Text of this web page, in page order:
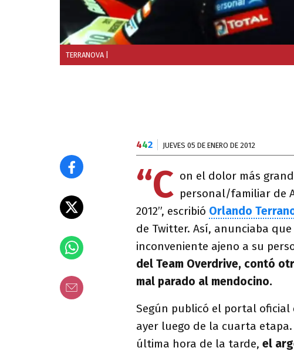
TERRANOVA
442 JUEVES 05 DE ENERO DE 2012
“C on el dolor más
personal/familiar de
2012”, escribió Orlando
de Twitter. Así, anunciaba
inconveniente ajeno a su
del Team Overdrive, contó
mal parado al mendocino.
Según publicó el portal oficial
ayer luego de la cuarta
última hora de la tarde, el